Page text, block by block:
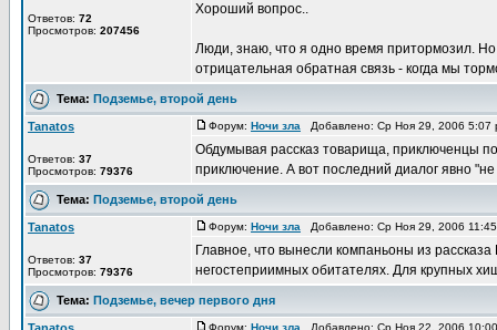
Ответов: 72
Просмотров: 207456
Хороший вопрос..
Люди, знаю, что я одно время притормозил. Но
отрицательная обратная связь - когда мы
Тема: Подземье, второй день
Tanatos
Ответов: 37
Просмотров: 79376
Форум: Ночи зла Добавлено: Ср Ноя 29, 2006
Обдумывая рассказ товарища, приключенцы
приключение. А вот последний диалог явно
Тема: Подземье, второй день
Tanatos
Ответов: 37
Просмотров: 79376
Форум: Ночи зла Добавлено: Ср Ноя 29, 2006
Главное, что вынесли компаньоны из
негостеприимных обитателях. Для крупных
Тема: Подземье, вечер первого дня
Форум: Ночи зла Добавлено: Ср Ноя 22, 2006